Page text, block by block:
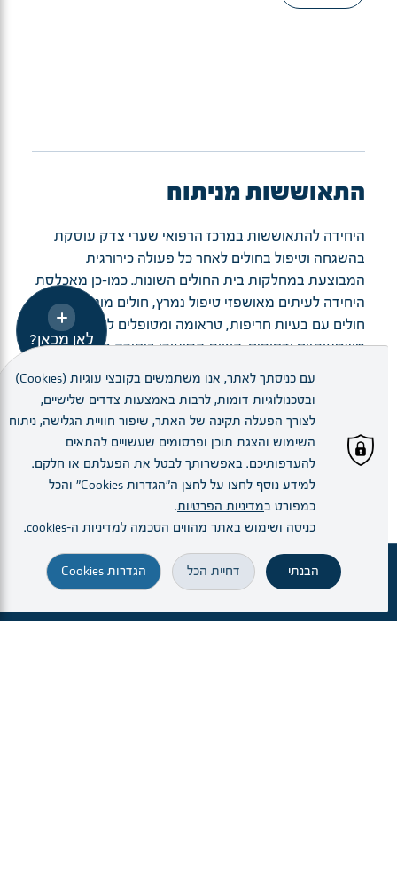
זימון תור מחלקות ויחידות הרופא.ה שלי הגעה והתמצאות
לאן מכאן?
התאוששות מניתוח
היחידה להתאוששות במרכז הרפואי שערי צדק עוסקת
בהשגחה וטיפול בחולים לאחר כל פעולה כירורגית
המבוצעת במחלקות בית החולים השונות. כמו-כן מאכלסת
היחידה לעיתים מאושפזי טיפול נמרץ, חולים מונשמים,
חולים עם בעיות חריפות, טראומה ומטופלים לפני ניתוחים
משמעותיים ודחופים. הצוות הסיעודי ביחידה מורכב
יחידות ומרפאות
מרפאה טרום-ניתוחית - הכנה לפני ניתוח
עם כניסתך לאתר, אנו משתמשים בקובצי עוגיות (Cookies)
ובטכנולוגיות דומות, לרבות באמצעות צדדים שלישיים,
לצורך הפעלה תקינה של האתר, שיפור חוויית הגלישה, ניתוח
השימוש והצגת תוכן ופרסומים שעשויים להתאים
להעדפותיכם. באפשרותך לבטל את הפעלתם או חלקם.
למידע נוסף לחצו על לחצן ה"הגדרות Cookies" והכל
כמפורט במדיניות הפרטיות.
כניסה ושימוש באתר מהווים הסכמה למדיניות ה–cookies.
הבנתי דחיית הכל הגדרות Cookies